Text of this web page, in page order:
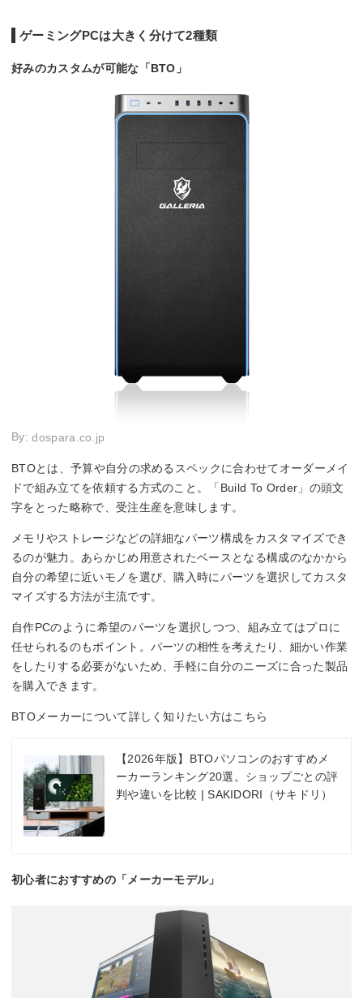
ゲーミングPCは大きく分けて2種類
好みのカスタムが可能な「BTO」
By:dospara.co.jp
BTOとは、予算や自分の求めるスペックに合わせてオーダーメイ
ドで組み立てを依頼する方式のこと。「Build To Order」の頭文
字をとった略称で、受注生産を意味します。
メモリやストレージなどの詳細なパーツ構成をカスタマイズでき
るのが魅力。あらかじめ用意されたベースとなる構成のなかから
自分の希望に近いモノを選び、購入時にパーツを選択してカスタ
マイズする方法が主流です。
自作PCのように希望のパーツを選択しつつ、組み立てはプロに
任せられるのもポイント。パーツの相性を考えたり、細かい作業
をしたりする必要がないため、手軽に自分のニーズに合った製品
を購入できます。
BTOメーカーについて詳しく知りたい方はこちら
【2026年版】BTOパソコンのおすすめメ
ーカーランキング20選。ショップごとの評
判や違いを比較 | SAKIDORI（サキドリ）
初心者におすすめの「メーカーモデル」